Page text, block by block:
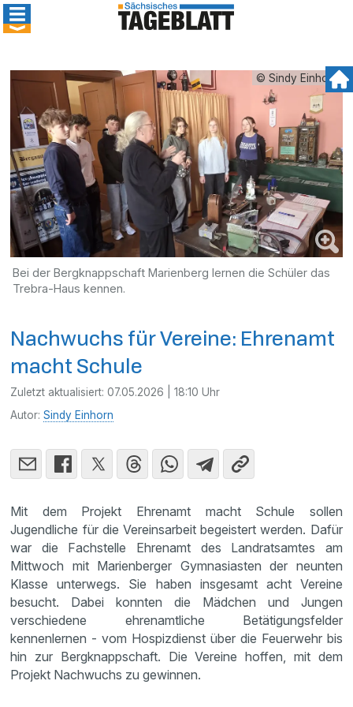
© Sindy Einhorn
Bei der Bergknappschaft Marienberg lernen die Schüler das
Trebra-Haus kennen.
Nachwuchs für Vereine: Ehrenamt
macht Schule
Zuletzt aktualisiert:07.05.2026 | 18:10 Uhr
Autor:Sindy Einhorn
Mit dem Projekt Ehrenamt macht Schule sollen
Jugendliche für die Vereinsarbeit begeistert werden. Dafür
war die Fachstelle Ehrenamt des Landratsamtes am
Mittwoch mit Marienberger Gymnasiasten der neunten
Klasse unterwegs. Sie haben insgesamt acht Vereine
besucht. Dabei konnten die Mädchen und Jungen
verschiedene ehrenamtliche Betätigungsfelder
kennenlernen - vom Hospizdienst über die Feuerwehr bis
hin zur Bergknappschaft. Die Vereine hoffen, mit dem
Projekt Nachwuchs zu gewinnen.